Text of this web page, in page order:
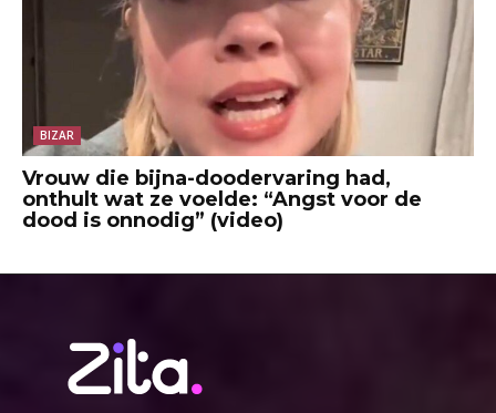
BIZAR
Vrouw die bijna-doodervaring had,
onthult wat ze voelde: “Angst voor de
dood is onnodig” (video)